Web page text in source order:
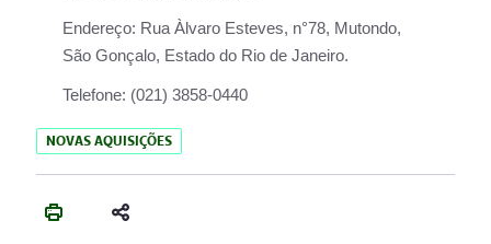
Endereço: Rua Àlvaro Esteves, n°78, Mutondo,
São Gonçalo, Estado do Rio de Janeiro.
Telefone: (021) 3858-0440
NOVAS AQUISIÇÕES